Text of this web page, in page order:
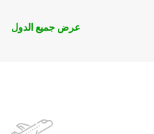
عرض جميع الدول